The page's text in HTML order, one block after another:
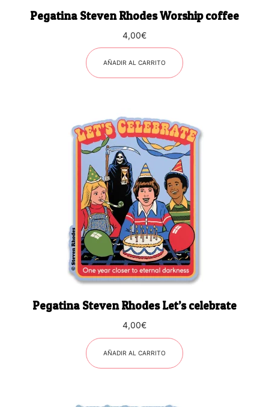
Pegatina Steven Rhodes Worship coffee
4,00€
AÑADIR AL CARRITO
Pegatina Steven Rhodes Let’s celebrate
4,00€
AÑADIR AL CARRITO